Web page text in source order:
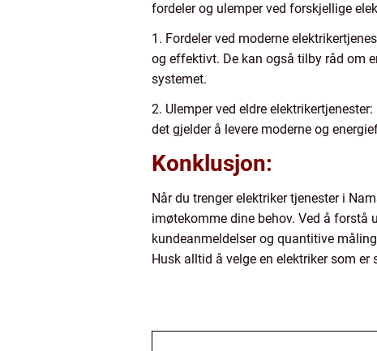
fordeler og ulemper ved forskjellige
1. Fordeler ved moderne
og effektivt. De kan også tilby råd om
systemet.
2. Ulemper ved eldre
det gjelder å levere moderne og
Konklusjon:
Når du trenger elektriker tjenester i
imøtekomme dine behov. Ved å forstå
kundeanmeldelser og quantitive
Husk alltid å velge en elektriker som